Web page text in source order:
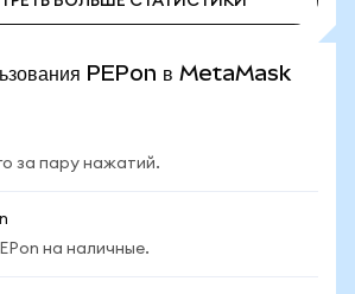
PEPon в MetaMask
за пару нажатий.
на наличные.